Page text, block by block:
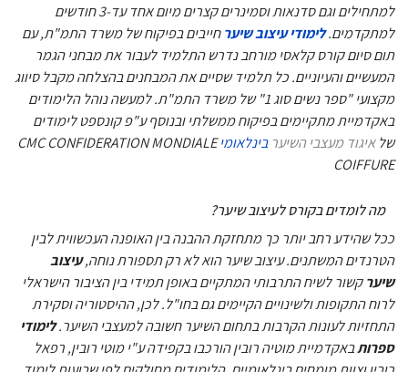
למתחילים וגם סדנאות וסמינרים קצרים מיום אחד עד-3 חודשים
למתקדמים.לימודי עיצוב שיערחייבים בפיקוח של משרד התמ"ת, עם
תום סיום קורס קלאסי מורחב נדרש התלמיד לעבור את מבחני הגמר
המעשיים והעיוניים. כל תלמיד שסיים את המבחנים בהצלחה מקבל סיווג
מקצועי "ספר נשים סוג 1" של משרד התמ"ת. למעשה נוהל הלימודים
באקדמיית מתקיימים בפיקוח ממשלתי ובנוסף ע"פ קונספט לימודים
שלאיגוד מעצבי השיערבינלאומי CMC CONFIDERATION MONDIALE
COIFFURE
מה לומדים בקורס לעיצוב שיער?
ככל שהידע רחב יותר כך מתחזקת ההבנה בין האופנה העכשווית לבין
הטרנדים המשתנים. עיצוב שיער הוא לא רק תספורת נוחה,עיצוב
שיערקשור לשיח התרבותי המתקיים באופן תמידי בין הציבור הישראלי
לרוח התקופות ולשינויים הקיימים גם בחו"ל. לכן, ההיסטוריה וסקירת
התחזיות לעונות הקרבות בתחום השיער חשובה למעצבי השיער.לימודי
ספרותבאקדמיית מוטיה רובין הורכבו בקפידה ע"י מוטי רובין, רפאל